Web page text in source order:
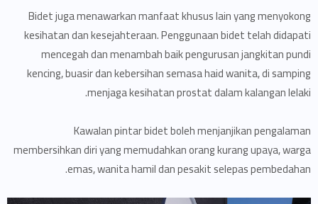
Bidet juga menawarkan manfaat khusus lain yang menyokong
kesihatan dan kesejahteraan. Penggunaan bidet telah didapati
mencegah dan menambah baik pengurusan jangkitan pundi
kencing, buasir dan kebersihan semasa haid wanita, di samping
menjaga kesihatan prostat dalam kalangan lelaki.
Kawalan pintar bidet boleh menjanjikan pengalaman
membersihkan diri yang memudahkan orang kurang upaya, warga
emas, wanita hamil dan pesakit selepas pembedahan.